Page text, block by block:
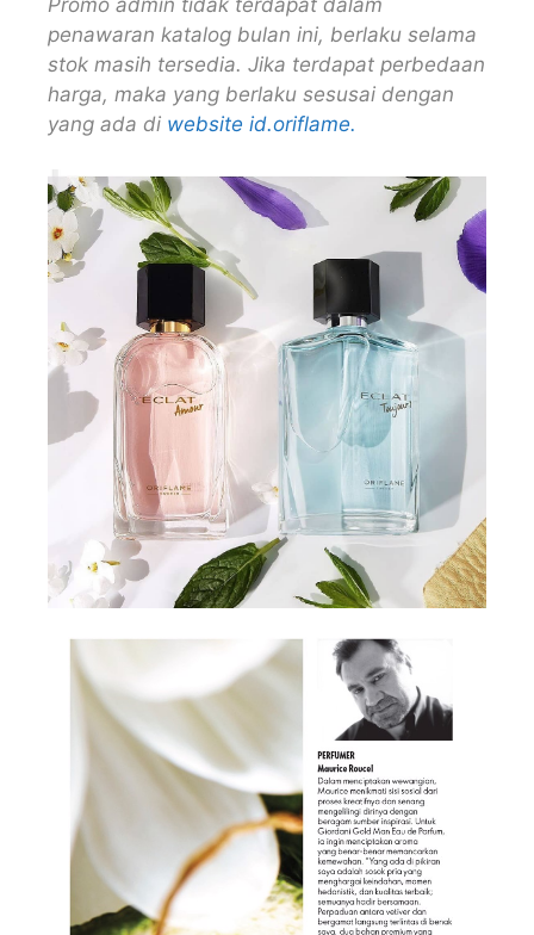
penawaran katalog bulan ini, berlaku selama
stok masih tersedia. Jika terdapat perbedaan
harga, maka yang berlaku sesusai dengan
yang ada di website id.oriflame.